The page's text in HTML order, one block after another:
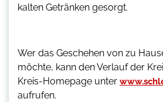
kalten Getränken gesorgt.
Wer das Geschehen von zu
möchte, kann den Verlauf der
Kreis-Homepage unter
aufrufen.